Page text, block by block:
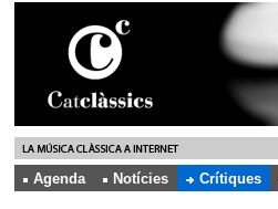
Agenda
Notícies Crítiques